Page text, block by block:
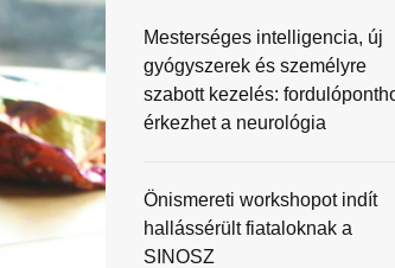
Mesterséges intelligencia, új
gyógyszerek és személyre
szabott kezelés:
érkezhet a neurológia
Önismereti workshopot indít
hallássérült fiataloknak a
SINOSZ